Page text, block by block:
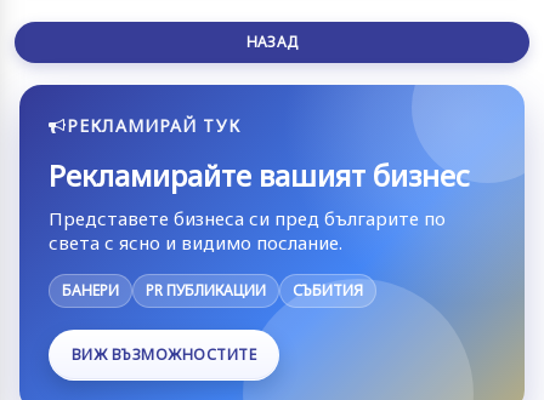
НАЗАД
РЕКЛАМИРАЙ ТУК
Рекламирайте вашият бизнес
Представете бизнеса си пред българите по
света с ясно и видимо послание.
БАНЕРИ PR ПУБЛИКАЦИИ СЪБИТИЯ
ВИЖ ВЪЗМОЖНОСТИТЕ